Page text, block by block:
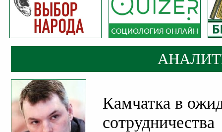
Камчатка в
сотрудничества